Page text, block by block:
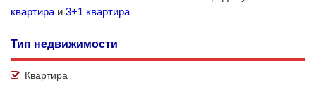
квартира и 3+1 квартира
Тип недвижимости
Квартира